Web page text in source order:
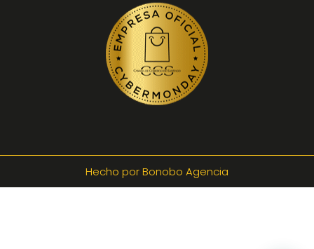
Hecho por Bonobo Agencia